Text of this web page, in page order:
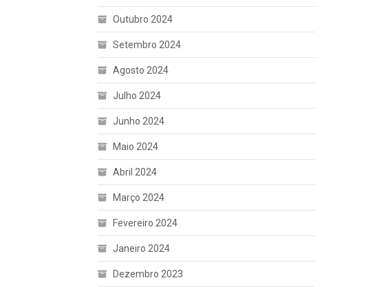
Outubro 2024
Setembro 2024
Agosto 2024
Julho 2024
Junho 2024
Maio 2024
Abril 2024
Março 2024
Fevereiro 2024
Janeiro 2024
Dezembro 2023